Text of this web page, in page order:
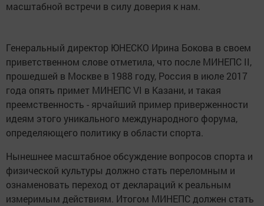
масштабной встречи в силу доверия к нам.
Генеральный директор ЮНЕСКО Ирина Бокова в своем
приветственном слове отметила, что после МИНЕПС II,
прошедшей в Москве в 1988 году, Россия в июле 2017
года опять примет МИНЕПС VI в Казани, и такая
преемственность - ярчайший пример приверженности
идеям этого уникального международного форума,
определяющего политику в области спорта.
Нынешнее масштабное обсуждение вопросов спорта и
физической культуры должно стать переломным и
ознаменовать переход от деклараций к реальным
измеримым действиям. Итогом МИНЕПС должен стать